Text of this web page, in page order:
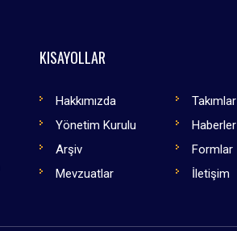
KISAYOLLAR
Hakkımızda
Takımlar
Yönetim Kurulu
Haberler
Arşiv
Formlar
Mevzuatlar
İletişim